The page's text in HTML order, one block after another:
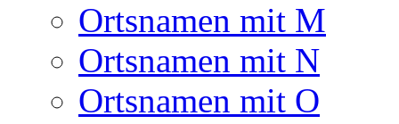
Ortsnamen mit M
Ortsnamen mit N
Ortsnamen mit O